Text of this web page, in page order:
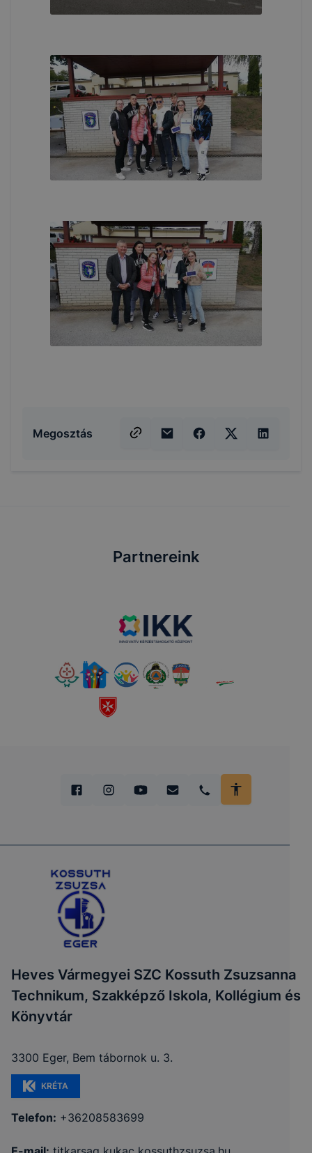
Megosztás
Partnereink
Heves Vármegyei SZC Kossuth Zsuzsanna
Technikum, Szakképző Iskola, Kollégium és
Könyvtár
3300 Eger, Bem tábornok u. 3.
KRÉTA
Telefon: +36208583699